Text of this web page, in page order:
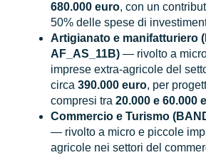
680.000 euro, con un
50% delle spese di
Artigianato e manifatturiero
AF_AS_11B)— rivolto a
imprese extra-agricole del
circa390.000 euro, per
compresi tra20.000 e 60.000
Commercio e Turismo
— rivolto a micro e piccole
agricole nei settori del